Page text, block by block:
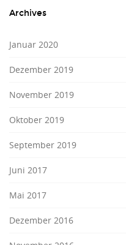
Archives
Januar 2020
Dezember 2019
November 2019
Oktober 2019
September 2019
Juni 2017
Mai 2017
Dezember 2016